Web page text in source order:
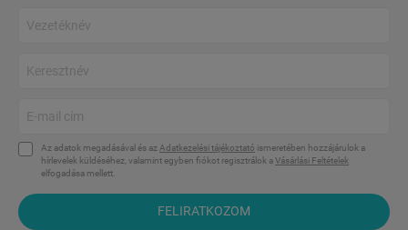
Az adatok megadásával és az Adatkezelési tájékoztató ismeretében hozzájárulok a
hírlevelek küldéséhez, valamint egyben fiókot regisztrálok aVásárlási Feltételek
elfogadása mellett.
FELIRATKOZOM